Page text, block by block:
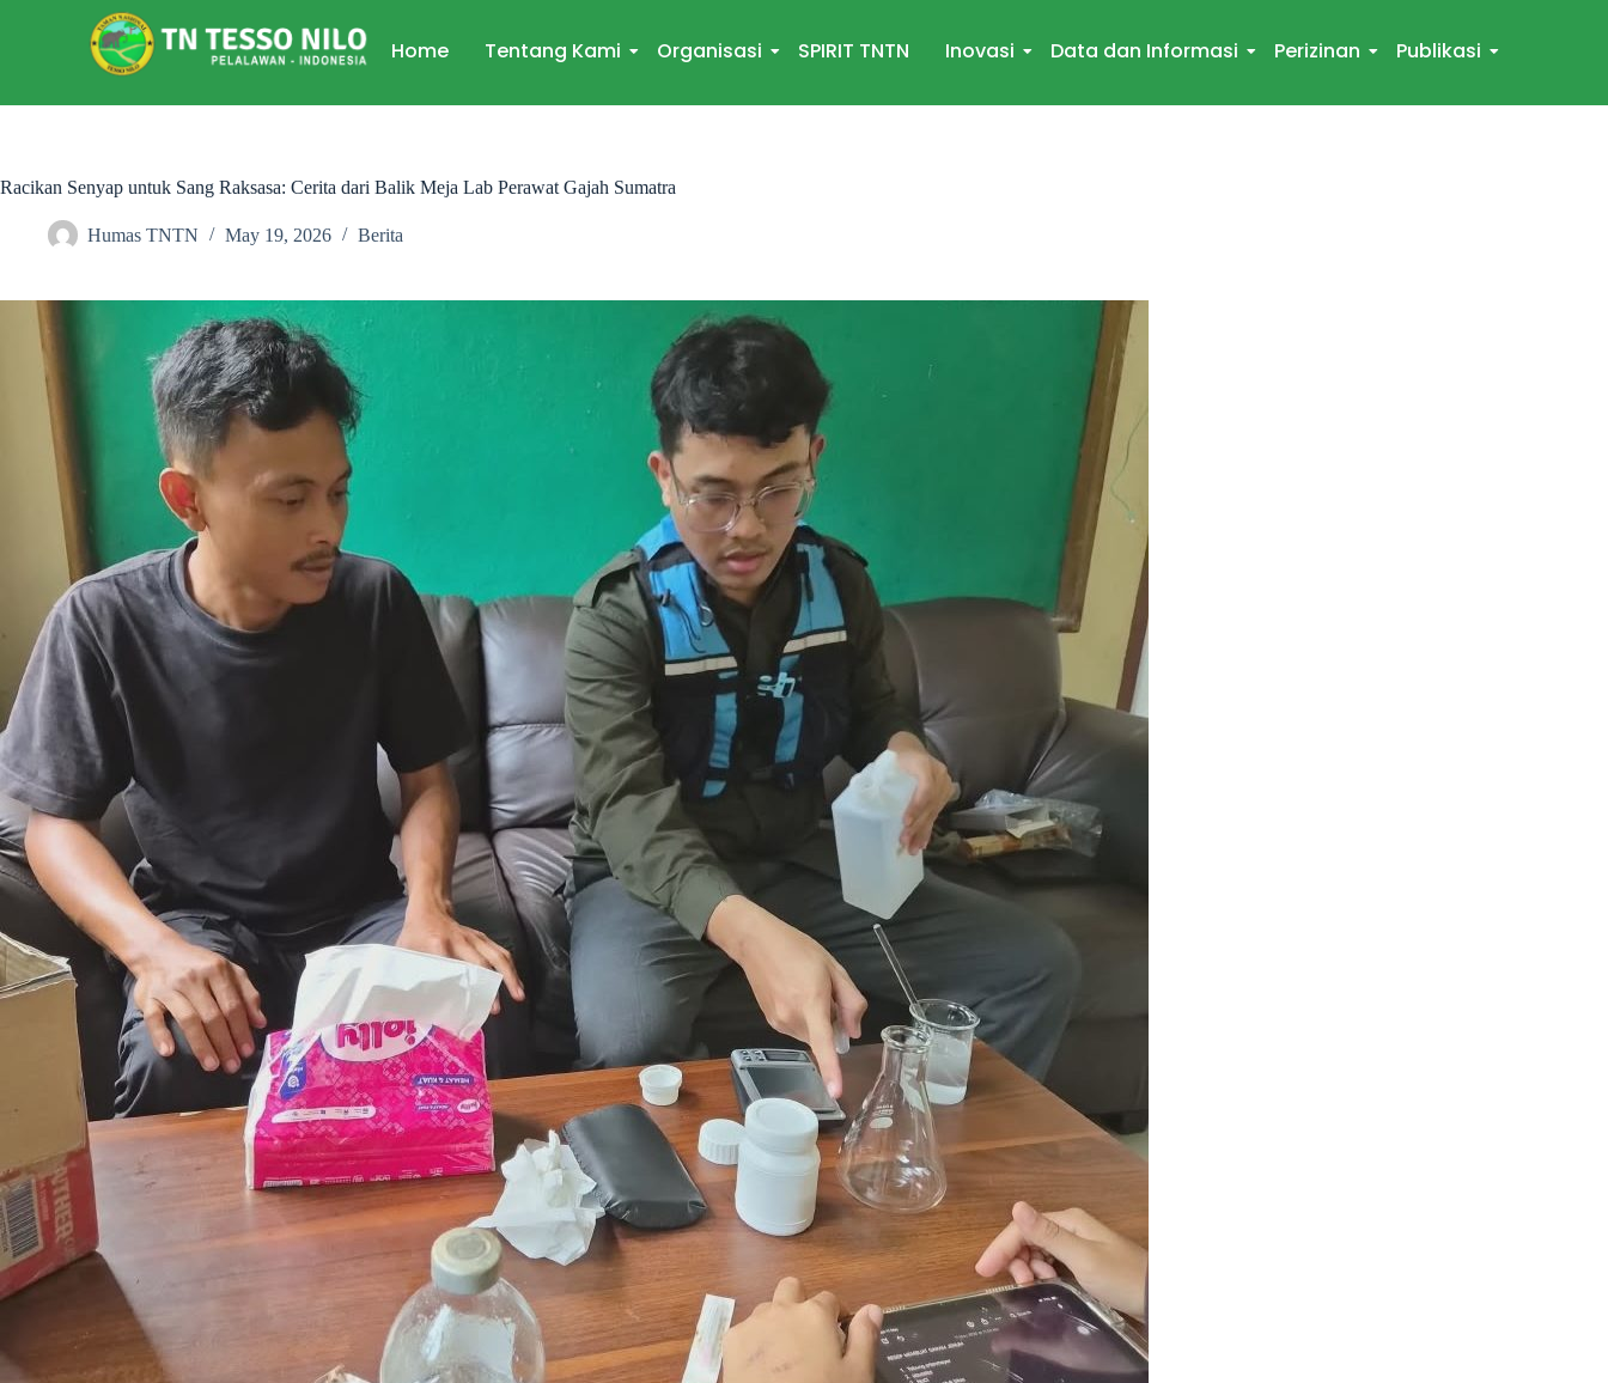
Home Tentang Kami Organisasi SPIRIT TNTN Inovasi Data dan Informasi Perizinan Publikasi
Racikan Senyap untuk Sang Raksasa: Cerita dari Balik Meja Lab Perawat Gajah Sumatra
Humas TNTN May 19, 2026 Berita